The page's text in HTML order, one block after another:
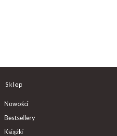
Sklep
Nowości
Bestsellery
Książki